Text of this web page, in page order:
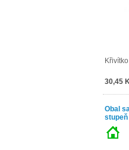
30,45
Obal
stupeň